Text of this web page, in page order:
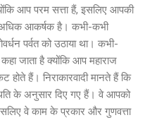
आप परम सत्ता हैं, इसलिए आपकी
आकर्षक है। कभी-कभी
पर्वत को उठाया था। कभी-
जाता है क्योंकि आप महाराज
हैं। निराकारवादी मानते हैं कि
के अनुसार दिए गए हैं। वे आपको
वे काम के प्रकार और गुणवत्ता